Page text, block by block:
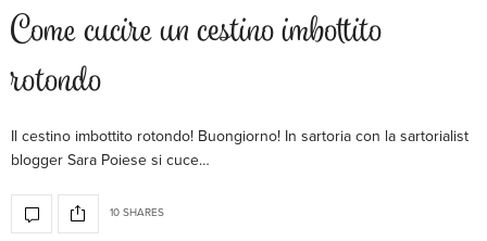
Come cucire un cestino imbottito
rotondo
Il cestino imbottito rotondo! Buongiorno! In sartoria con la sartorialist
blogger Sara Poiese si cuce…
10 SHARES